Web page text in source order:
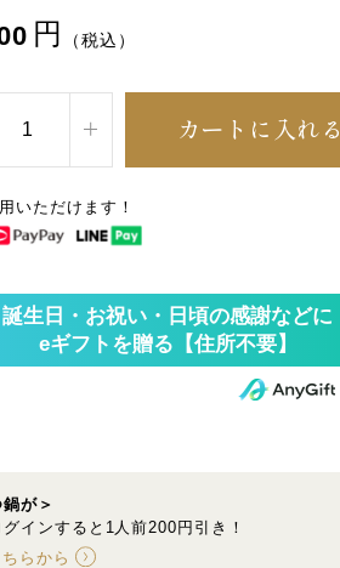
円 （税込）
カートに入れる
いただけます！
が＞
インすると1人前200円引き！
らから